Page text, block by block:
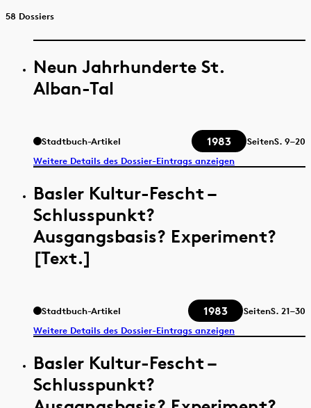
58 Dossiers
Neun Jahrhunderte St.
Alban-Tal
Stadtbuch-Artikel 1983 SeitenS. 9–20
Weitere Details des Dossier-Eintrags anzeigen
Basler Kultur-Fescht –
Schlusspunkt?
Ausgangsbasis? Experiment?
[Text.]
Stadtbuch-Artikel 1983 SeitenS. 21–30
Weitere Details des Dossier-Eintrags anzeigen
Basler Kultur-Fescht –
Schlusspunkt?